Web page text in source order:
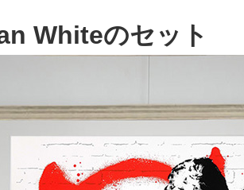
Whiteのセット